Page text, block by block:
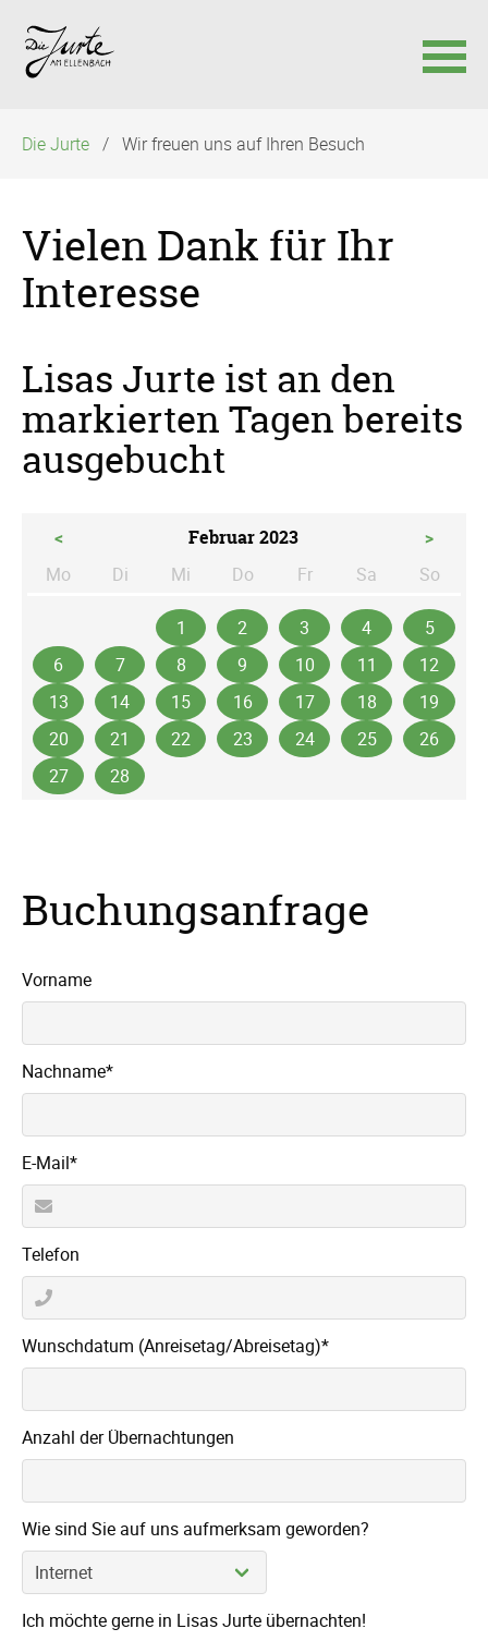
überspringen
Die Jurte Wir freuen uns auf Ihren Besuch
Vielen Dank für Ihr
Interesse
Lisas Jurte ist an den
markierten Tagen bereits
ausgebucht
< Februar 2023
>
Mo
Di enstagMi ttwochDo nnerstag
Fr Sa mstagSo
1 2 3 4
5
6
7 8 9 10 11
12
13
14 15 16 17 18
19
20
21 22 23 24 25
26
27
28
Buchungsanfrage
Vorname
Pflichtfeld
Nachname*
Pflichtfeld
E-Mail*
Telefon
Pflichtfeld
Wunschdatum (Anreisetag/Abreisetag)*
Anzahl der Übernachtungen
Wie sind Sie auf uns aufmerksam geworden?
Ich möchte gerne in Lisas Jurte übernachten!